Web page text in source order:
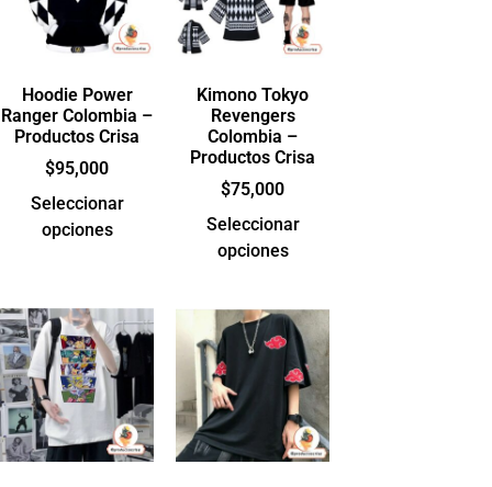
Hoodie Power
Ranger Colombia –
Productos Crisa
$95,000
Seleccionar
opciones
Kimono Tokyo
Revengers
Colombia –
Productos Crisa
$75,000
Seleccionar
opciones